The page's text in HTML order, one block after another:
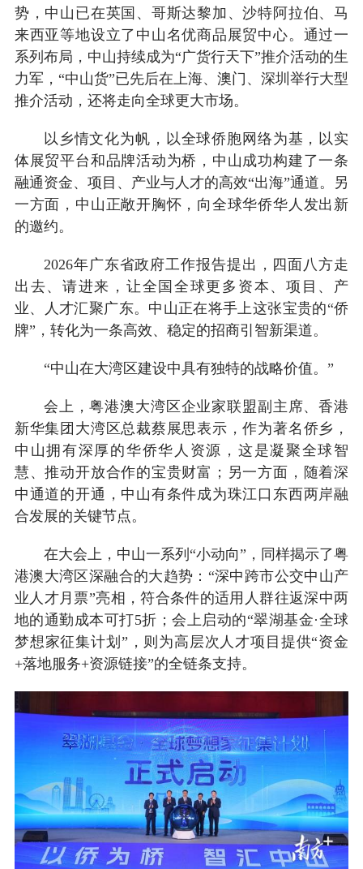
势，中山已在英国、哥斯达黎加、沙特阿拉伯、马
来西亚等地设立了中山名优商品展贸中心。通过一
系列布局，中山持续成为“广货行天下”推介活动的生
力军，“中山货”已先后在上海、澳门、深圳举行大型
推介活动，还将走向全球更大市场。
以乡情文化为帆，以全球侨胞网络为基，以实
体展贸平台和品牌活动为桥，中山成功构建了一条
融通资金、项目、产业与人才的高效“出海”通道。另
一方面，中山正敞开胸怀，向全球华侨华人发出新
的邀约。
2026年广东省政府工作报告提出，四面八方走
出去、请进来，让全国全球更多资本、项目、产
业、人才汇聚广东。中山正在将手上这张宝贵的“侨
牌”，转化为一条高效、稳定的招商引智新渠道。
“中山在大湾区建设中具有独特的战略价值。”
会上，粤港澳大湾区企业家联盟副主席、香港
新华集团大湾区总裁蔡展思表示，作为著名侨乡，
中山拥有深厚的华侨华人资源，这是凝聚全球智
慧、推动开放合作的宝贵财富；另一方面，随着深
中通道的开通，中山有条件成为珠江口东西两岸融
合发展的关键节点。
在大会上，中山一系列“小动向”，同样揭示了粤
港澳大湾区深融合的大趋势：“深中跨市公交中山产
业人才月票”亮相，符合条件的适用人群往返深中两
地的通勤成本可打5折；会上启动的“翠湖基金·全球
梦想家征集计划”，则为高层次人才项目提供“资金
+落地服务+资源链接”的全链条支持。